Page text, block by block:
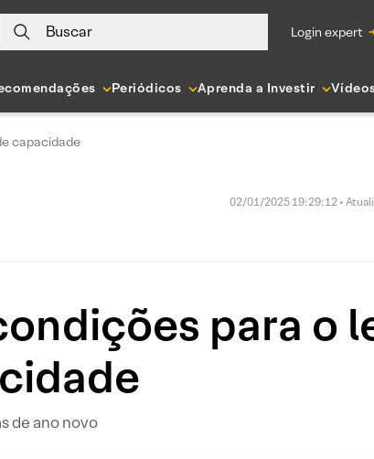
Buscar login expert
Periódicos Aprenda a Investir
capacidade
02/01/2025 19:29:12 •
para o
de ano novo